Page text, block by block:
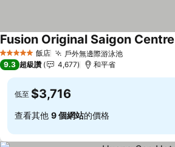
5 星級 飯店 戶外無邊際游泳池查看價格
Fusion Original Saigon Centre
9.3 超級讚 4,677 和平省
低至 $3,716
查看其他 9 個網站的價格